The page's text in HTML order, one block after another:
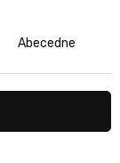
Abecedne